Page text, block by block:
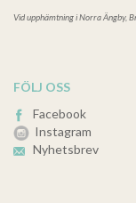
Vid upphämtning iNorra Ängby,
FÖLJ OSS
Facebook
Instagram
Nyhetsbrev